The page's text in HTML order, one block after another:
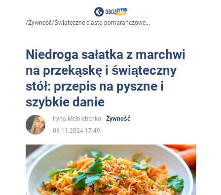
/Żywność/Świąteczne ciasto pomarańczowe...
Niedroga sałatka z marchwi
na przekąskę i świąteczny
stół: przepis na pyszne i
szybkie danie
Iryna Melnichenko
Żywność
08.11.2024 17:49